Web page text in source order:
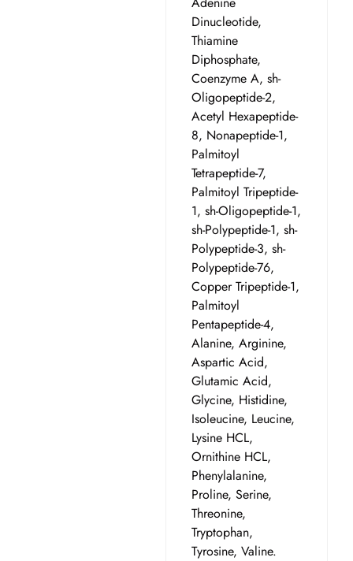
Dinucleotide,
Thiamine
Diphosphate,
Coenzyme A, sh-
Oligopeptide-2,
Acetyl Hexapeptide-
8, Nonapeptide-1,
Palmitoyl
Tetrapeptide-7,
Palmitoyl Tripeptide-
1, sh-Oligopeptide-1,
sh-Polypeptide-1, sh-
Polypeptide-3, sh-
Polypeptide-76,
Copper Tripeptide-1,
Palmitoyl
Pentapeptide-4,
Alanine, Arginine,
Aspartic Acid,
Glutamic Acid,
Glycine, Histidine,
Isoleucine, Leucine,
Lysine HCL,
Ornithine HCL,
Phenylalanine,
Proline, Serine,
Threonine,
Tryptophan,
Tyrosine, Valine.